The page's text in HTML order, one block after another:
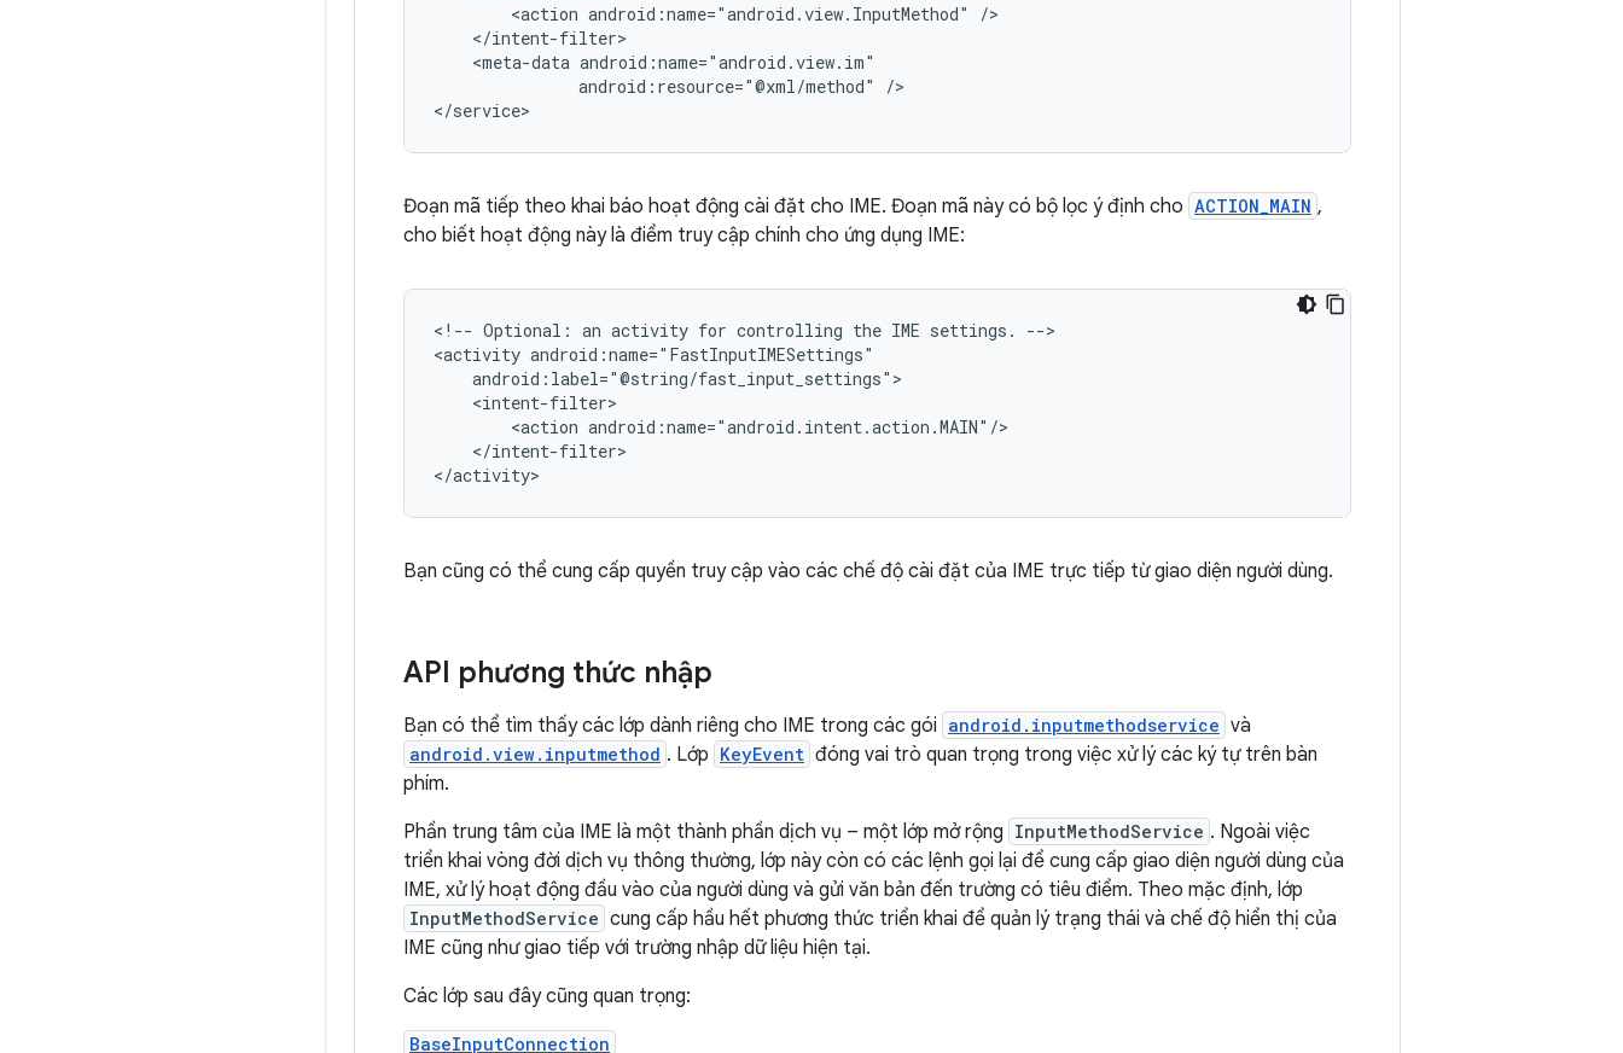
<action android:name="android.view.InputMethod"
<meta-data
android:resource="@xml/method"
/>
</service>
Đoạn mã tiếp theo khai báo hoạt động cài đặt cho IME. Đoạn mã này có bộ lọc ý định cho ACTION_MAIN ,
cho biết hoạt động này là điểm truy cập chính cho ứng dụng IME:
<!-- Optional: an activity for controlling the IME settings.
-->
<activity
<action
</intent-filter>
</activity>
Bạn cũng có thể cung cấp quyền truy cập vào các chế độ cài đặt của IME trực tiếp từ giao diện người dùng.
API phương thức nhập
Bạn có thể tìm thấy các lớp dành riêng cho IME trong các gói android.inputmethodservice và
android.view.inputmethod . Lớp KeyEvent đóng vai trò quan trọng trong việc xử lý các ký tự trên bàn
phím.
Phần trung tâm của IME là một thành phần dịch vụ – một lớp mở rộng InputMethodService . Ngoài việc
triển khai vòng đời dịch vụ thông thường, lớp này còn có các lệnh gọi lại để cung cấp giao diện người dùng của
IME, xử lý hoạt động đầu vào của người dùng và gửi văn bản đến trường có tiêu điểm. Theo mặc định, lớp
InputMethodService cung cấp hầu hết phương thức triển khai để quản lý trạng thái và chế độ hiển thị của
IME cũng như giao tiếp với trường nhập dữ liệu hiện tại.
Các lớp sau đây cũng quan trọng:
BaseInputConnection